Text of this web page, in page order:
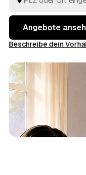
Angebote
Beschreibe dein